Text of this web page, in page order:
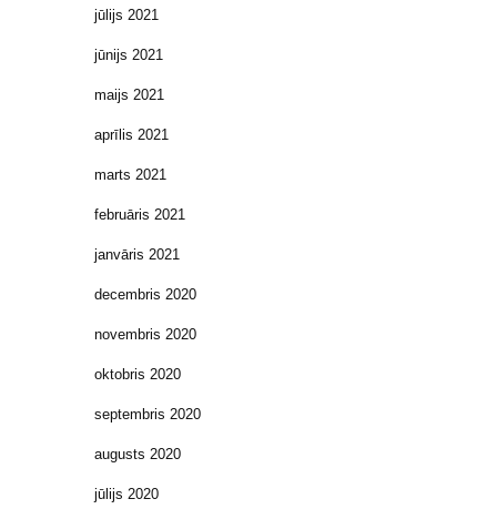
jūlijs 2021
jūnijs 2021
maijs 2021
aprīlis 2021
marts 2021
februāris 2021
janvāris 2021
decembris 2020
novembris 2020
oktobris 2020
septembris 2020
augusts 2020
jūlijs 2020